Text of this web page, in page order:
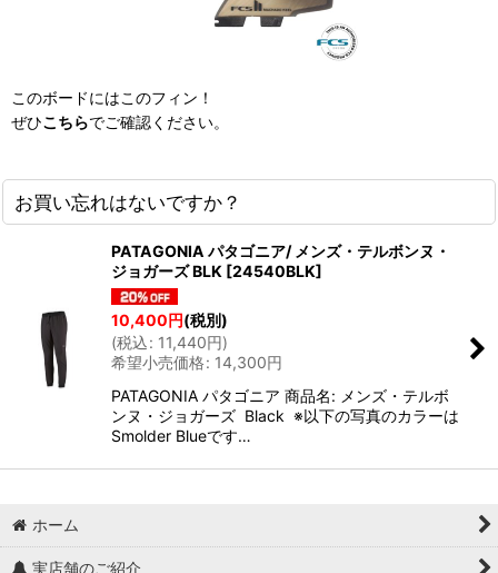
このボードにはこのフィン！
ぜひこちらでご確認ください。
お買い忘れはないですか？
PATAGONIA パタゴニア/ メンズ・テルボンヌ・
ジョガーズ BLK [24540BLK]
10,400円(税別)
(税込: 11,440円)
希望小売価格: 14,300円
PATAGONIA パタゴニア 商品名: メンズ・テルボ
ンヌ・ジョガーズ Black ※以下の写真のカラーは
Smolder Blueです…
ホーム
実店舗のご紹介